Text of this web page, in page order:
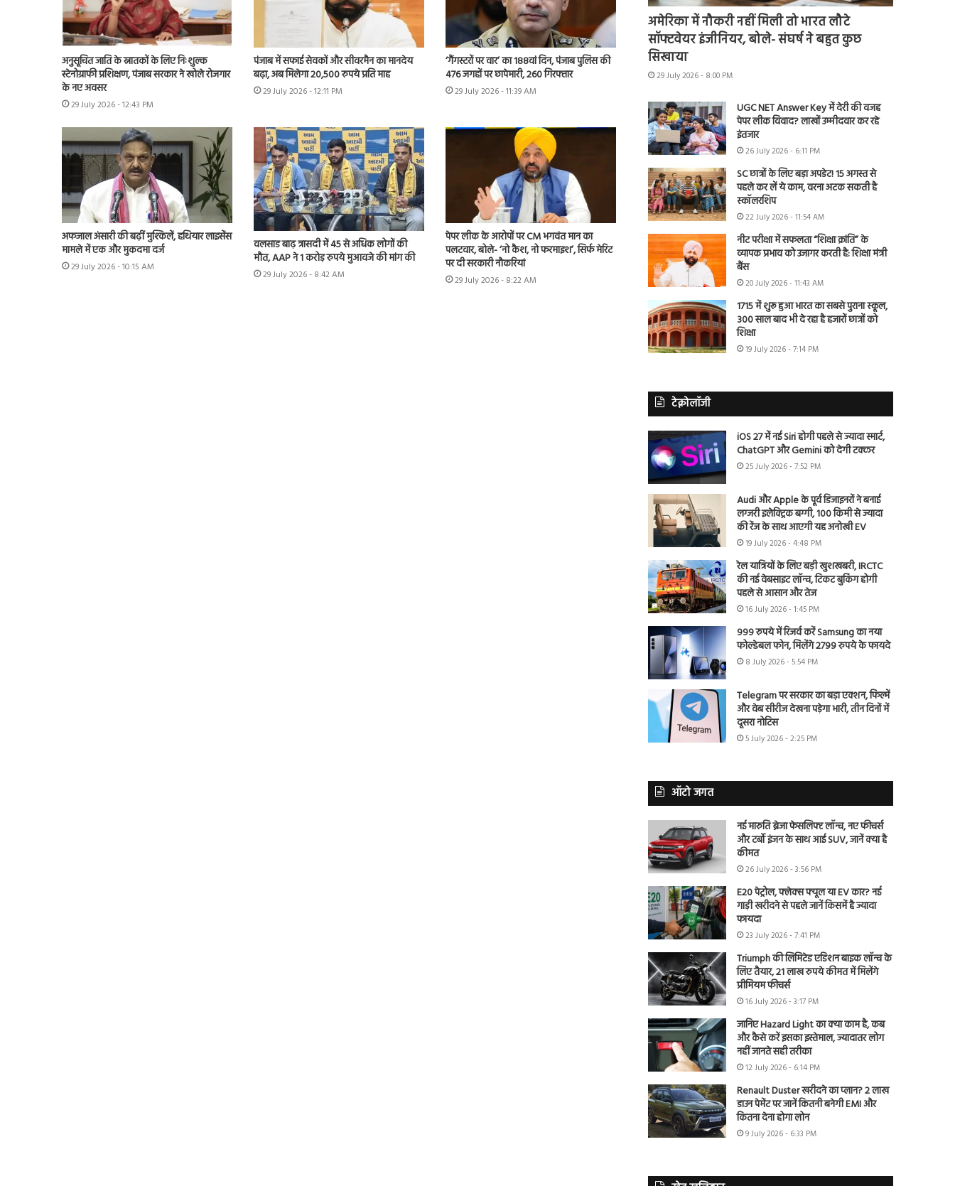
अनुसूचित जाति के स्नातकों के लिए निःशुल्क
स्टेनोग्राफी प्रशिक्षण, पंजाब सरकार ने खोले रोजगार
के नए अवसर
29 July 2026 - 12:43 PM
पंजाब में सफाई सेवकों और सीवरमैन का मानदेय
बढ़ा, अब मिलेगा 20,500 रुपये प्रति माह
29 July 2026 - 12:11 PM
‘गैंगस्टरों पर वार’ का 188वां दिन, पंजाब पुलिस की
476 जगहों पर छापेमारी, 260 गिरफ्तार
29 July 2026 - 11:39 AM
अफजाल अंसारी की बढ़ीं मुश्किलें, हथियार लाइसेंस
मामले में एक और मुकदमा दर्ज
29 July 2026 - 10:15 AM
वलसाड बाढ़ त्रासदी में 45 से अधिक लोगों की
मौत, AAP ने 1 करोड़ रुपये मुआवजे की मांग की
29 July 2026 - 8:42 AM
पेपर लीक के आरोपों पर CM भगवंत मान का
पलटवार, बोले- ‘नो कैश, नो फरमाइश’, सिर्फ मेरिट
पर दी सरकारी नौकरियां
29 July 2026 - 8:22 AM
अमेरिका में नौकरी नहीं मिली तो भारत लौटे
सॉफ्टवेयर इंजीनियर, बोले- संघर्ष ने बहुत कुछ
सिखाया
29 July 2026 - 8:00 PM
UGC NET Answer Key में देरी की वजह
पेपर लीक विवाद? लाखों उम्मीदवार कर रहे
इंतजार
26 July 2026 - 6:11 PM
SC छात्रों के लिए बड़ा अपडेट! 15 अगस्त से
पहले कर लें ये काम, वरना अटक सकती है
स्कॉलरशिप
22 July 2026 - 11:54 AM
नीट परीक्षा में सफलता “शिक्षा क्रांति” के
व्यापक प्रभाव को उजागर करती है: शिक्षा मंत्री
बैंस
20 July 2026 - 11:43 AM
1715 में शुरू हुआ भारत का सबसे पुराना स्कूल,
300 साल बाद भी दे रहा है हजारों छात्रों को
शिक्षा
19 July 2026 - 7:14 PM
टेक्नोलॉजी
iOS 27 में नई Siri होगी पहले से ज्यादा स्मार्ट,
ChatGPT और Gemini को देगी टक्कर
25 July 2026 - 7:52 PM
Audi और Apple के पूर्व डिजाइनरों ने बनाई
लग्जरी इलेक्ट्रिक बग्गी, 100 किमी से ज्यादा
की रेंज के साथ आएगी यह अनोखी EV
19 July 2026 - 4:48 PM
रेल यात्रियों के लिए बड़ी खुशखबरी, IRCTC
की नई वेबसाइट लॉन्च, टिकट बुकिंग होगी
पहले से आसान और तेज
16 July 2026 - 1:45 PM
999 रुपये में रिजर्व करें Samsung का नया
फोल्डेबल फोन, मिलेंगे 2799 रुपये के फायदे
8 July 2026 - 5:54 PM
Telegram पर सरकार का बड़ा एक्शन, फिल्में
और वेब सीरीज देखना पड़ेगा भारी, तीन दिनों में
दूसरा नोटिस
5 July 2026 - 2:25 PM
ऑटो जगत
नई मारुति ब्रेजा फेसलिफ्ट लॉन्च, नए फीचर्स
और टर्बो इंजन के साथ आई SUV, जानें क्या है
कीमत
26 July 2026 - 3:56 PM
E20 पेट्रोल, फ्लेक्स फ्यूल या EV कार? नई
गाड़ी खरीदने से पहले जानें किसमें है ज्यादा
फायदा
23 July 2026 - 7:41 PM
Triumph की लिमिटेड एडिशन बाइक लॉन्च के
लिए तैयार, 21 लाख रुपये कीमत में मिलेंगे
प्रीमियम फीचर्स
16 July 2026 - 3:17 PM
जानिए Hazard Light का क्या काम है, कब
और कैसे करें इसका इस्तेमाल, ज्यादातर लोग
नहीं जानते सही तरीका
12 July 2026 - 6:14 PM
Renault Duster खरीदने का प्लान? 2 लाख
डाउन पेमेंट पर जानें कितनी बनेगी EMI और
कितना देना होगा लोन
9 July 2026 - 6:33 PM